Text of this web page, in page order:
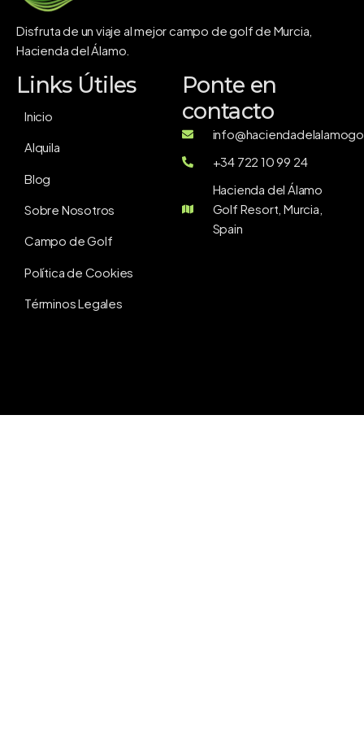
Disfruta de un viaje al mejor campo de golf de Murcia,
Hacienda del Álamo.
Links Útiles
Inicio
Alquila
Blog
Sobre Nosotros
Campo de Golf
Política de Cookies
Términos Legales
Ponte en
contacto
+34 722 10 99 24
Hacienda del Álamo
Golf Resort, Murcia,
Spain